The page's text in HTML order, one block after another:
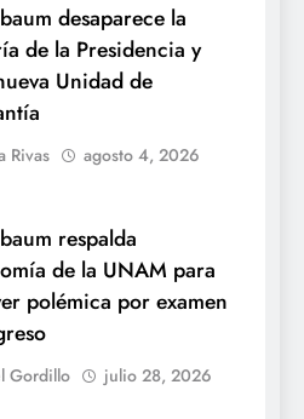
desaparece la
de la Presidencia y
Unidad de
Rivas agosto 4, 2026
respalda
de la UNAM para
polémica por examen
Gordillo julio 28, 2026